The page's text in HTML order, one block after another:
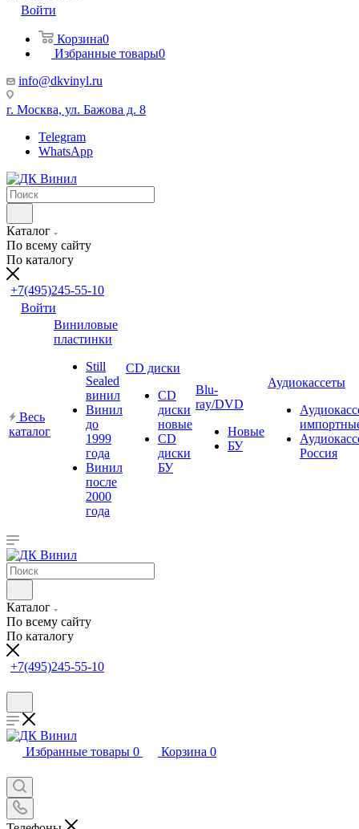
Войти
Корзина0
Избранные товары0
info@dkvinyl.ru
г. Москва, ул. Бажова д. 8
Telegram
WhatsApp
Каталог
По всему сайту
По каталогу
+7(495)245-55-10
Войти
Весь
каталог
Виниловые
пластинки
Still
Sealed
винил
Винил
до
1999
года
Винил
после
2000
года
CD диски
CD
диски
новые
CD
диски
БУ
Blu-
ray/DVD
Новые
БУ
Аудиокассеты
Россия
Каталог
По всему сайту
По каталогу
+7(495)245-55-10
Избранные товары 0 Корзина 0